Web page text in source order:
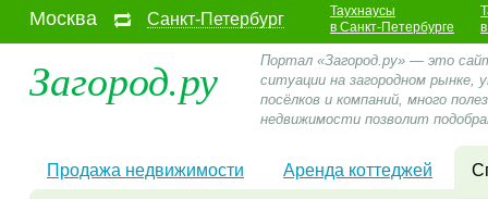
Москва Санкт-Петербург
Таухнаусы
в Санкт-Петербурге
Загород.ру
Портал «Загород.ру» — это
ситуации на загородном
посёлков и компаний, много
недвижимости позволит
Продажа недвижимости Аренда коттеджей